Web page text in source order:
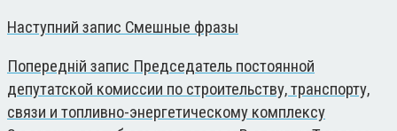
Наступний запис Смешные фразы
Попередній запис Председатель постоянной
депутатской комиссии по строительству, транспорту,
связи и топливно-энергетическому комплексу